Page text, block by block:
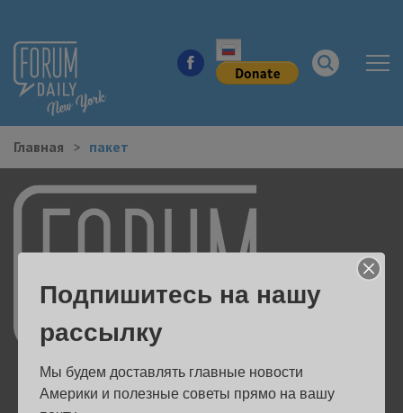
КУДА ПОЙТИ В ГОРОДЕ
ЗДОРОВЬЕ
РАБОТА И БИЗНЕС
ЖИЛЬЕ
ОБРАЗОВАНИЕ
Главная пакет
Подпишитесь на нашу
рассылку
Мы будем доставлять главные новости
Америки и полезные советы прямо на вашу